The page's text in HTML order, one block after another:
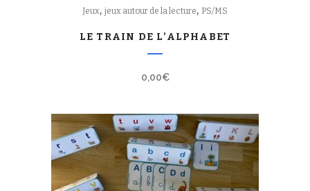
Jeux, jeux autour de la lecture, PS/MS
LE TRAIN DE L’ALPHABET
0,00€